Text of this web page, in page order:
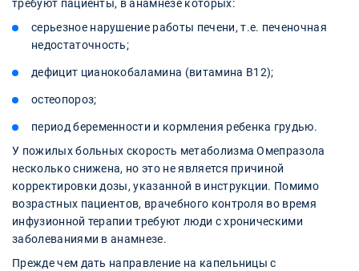
требуют пациенты, в анамнезе которых:
серьезное нарушение работы печени, т.е. печеночная
недостаточность;
дефицит цианокобаламина (витамина В12);
остеопороз;
период беременности и кормления ребенка грудью.
У пожилых больных скорость метаболизма Омепразола
несколько снижена, но это не является причиной
корректировки дозы, указанной в инструкции. Помимо
возрастных пациентов, врачебного контроля во время
инфузионной терапии требуют люди с хроническими
заболеваниями в анамнезе.
Прежде чем дать направление на капельницы с